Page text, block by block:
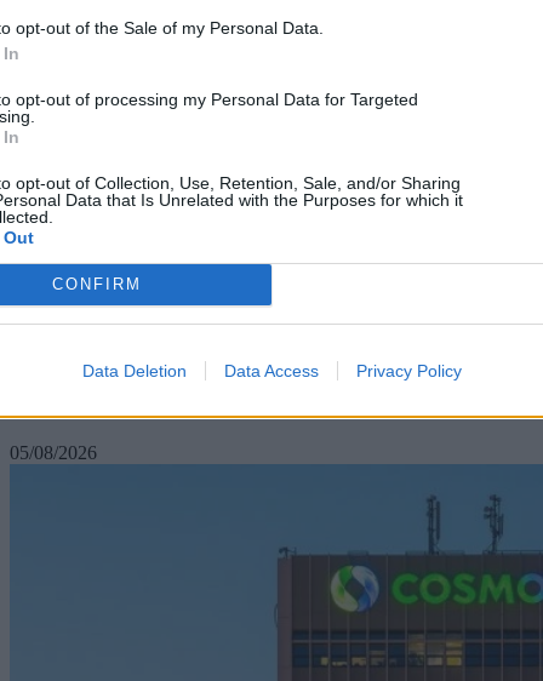
opt-out of the Sale of my Personal Data.
opt-out of processing my Personal Data for Targeted
opt-out of Collection, Use, Retention, Sale, and/or Sharing
Data that Is Unrelated with the Purposes for which it
CONFIRM
Data Deletion Data Access Privacy Policy
Μην φεύγετε αμέσως μετά την πληρωμή σε POS με
05/08/2026